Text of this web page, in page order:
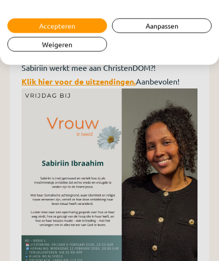
vrijdag 6 februari 2026
Een krachtig getuigenis van hoe een
moslimmeisje christen werd!
Sabiriin werkt mee aan ChristenDOM?!
Klik hier voor de uitzendingen.Aanbevolen!
Accepteren Aanpassen
Weigeren